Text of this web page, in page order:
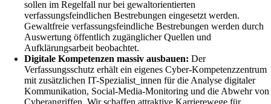
sollen im Regelfall nur bei gewaltorientierten
verfassungsfeindlichen Bestrebungen eingesetzt werden.
Gewaltfreie verfassungsfeindliche Bestrebungen werden durch
Auswertung öffentlich zugänglicher Quellen und
Aufklärungsarbeit beobachtet.
Digitale Kompetenzen massiv ausbauen: Der
Verfassungsschutz erhält ein eigenes Cyber-Kompetenzzentrum
mit zusätzlichen IT-Spezialist_innen für die Analyse digitaler
Kommunikation, Social-Media-Monitoring und die Abwehr von